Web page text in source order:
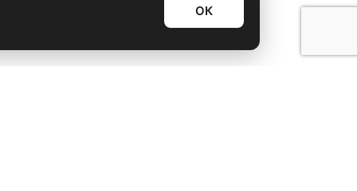
ОК